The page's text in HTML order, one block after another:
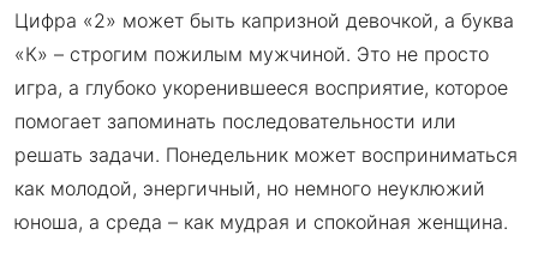
Цифра «2» может быть капризной девочкой, а буква
«К» – строгим пожилым мужчиной. Это не просто
игра, а глубоко укоренившееся восприятие, которое
помогает запоминать последовательности или
решать задачи. Понедельник может восприниматься
как молодой, энергичный, но немного неуклюжий
юноша, а среда – как мудрая и спокойная женщина.